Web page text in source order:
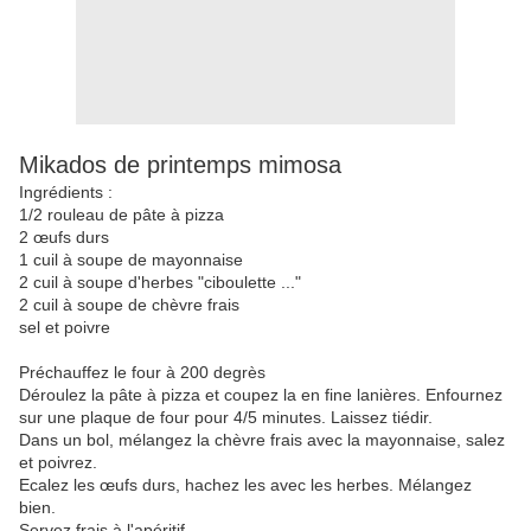
Mikados de printemps mimosa
Ingrédients :
1/2 rouleau de pâte à pizza
2 œufs durs
1 cuil à soupe de mayonnaise
2 cuil à soupe d'herbes "ciboulette ..."
2 cuil à soupe de chèvre frais
sel et poivre
Préchauffez le four à 200 degrès
Déroulez la pâte à pizza et coupez la en fine lanières. Enfournez
sur une plaque de four pour 4/5 minutes. Laissez tiédir.
Dans un bol, mélangez la chèvre frais avec la mayonnaise, salez
et poivrez.
Ecalez les œufs durs, hachez les avec les herbes. Mélangez
bien.